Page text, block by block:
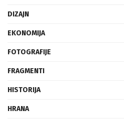
DIZAJN
EKONOMIJA
FOTOGRAFIJE
FRAGMENTI
HISTORIJA
HRANA